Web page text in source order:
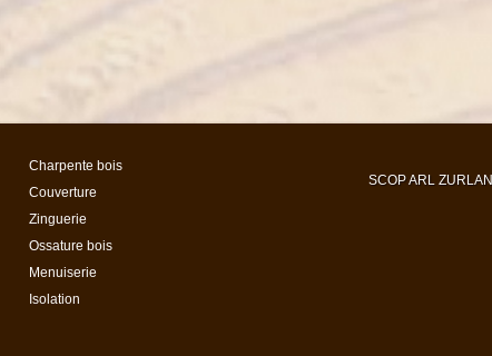
Charpente bois
Couverture
Zinguerie
Ossature bois
Menuiserie
Isolation
SCOP ARL